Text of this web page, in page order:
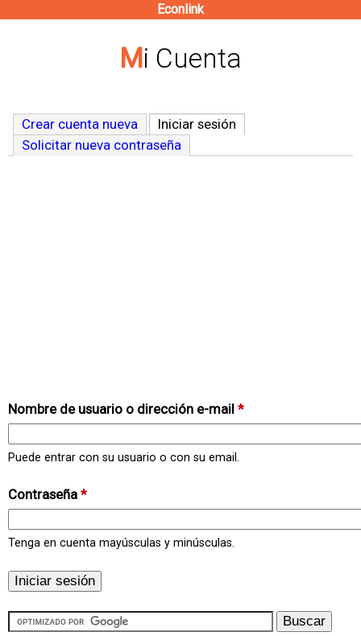
contenido
Econlink
Mi Cuenta
Crear cuenta nueva Iniciar sesión
Solicitar nueva contraseña
Nombre de usuario o dirección e-mail *
Puede entrar con su usuario o con su email.
Contraseña *
Tenga en cuenta mayúsculas y minúsculas.